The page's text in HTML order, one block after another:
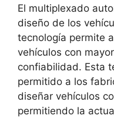
El multiplexado
diseño de los
tecnología permite
vehículos con
confiabilidad. Esta
permitido a los
diseñar vehículos
permitiendo la